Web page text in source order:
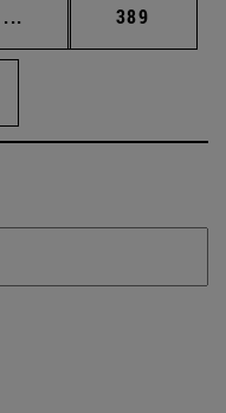
... Páginas intermedias
Página
389